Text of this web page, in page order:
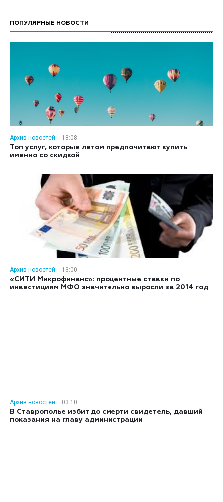
ПОПУЛЯРНЫЕ НОВОСТИ
Архив новостей
18:08
Топ услуг, которые летом предпочитают купить
именно со скидкой
Архив новостей
13:00
«СИТИ Микрофинанс»: процентные ставки по
инвестициям МФО значительно выросли за 2014 год
Архив новостей
03:10
В Ставрополье избит до смерти свидетель, давший
показания на главу администрации